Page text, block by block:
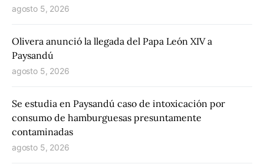
agosto 5, 2026
Olivera anunció la llegada del Papa León XIV a
Paysandú
agosto 5, 2026
Se estudia en Paysandú caso de intoxicación por
consumo de hamburguesas presuntamente
contaminadas
agosto 5, 2026